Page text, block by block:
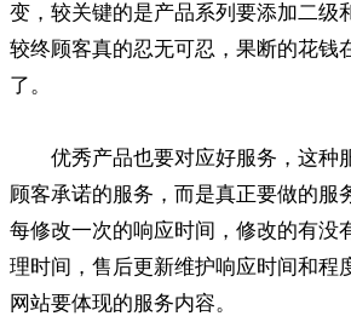
变，较关键的是产品系列要添加二级
较终顾客真的忍无可忍，果断的花钱
了。
优秀产品也要对应好服务，这种
顾客承诺的服务，而是真正要做的服
每修改一次的响应时间，修改的有没
理时间，售后更新维护响应时间和程
网站要体现的服务内容。